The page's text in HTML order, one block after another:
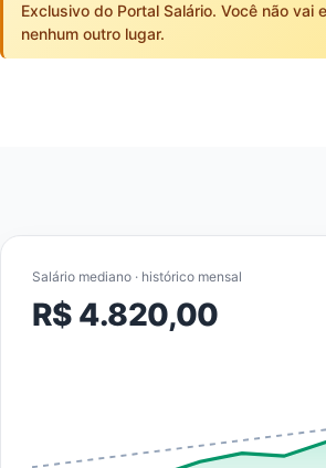
Exclusivo do Portal Salário. Você não vai
nenhum outro lugar.
Salário mediano · histórico mensal
R$ 4.820,00